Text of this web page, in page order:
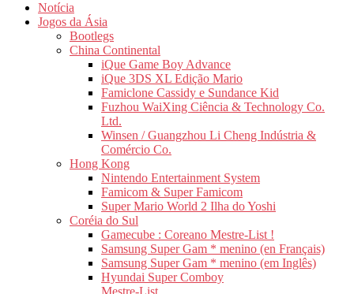
Notícia
Jogos da Ásia
Bootlegs
China Continental
iQue Game Boy Advance
iQue 3DS XL Edição Mario
Famiclone Cassidy e Sundance Kid
Fuzhou WaiXing Ciência & Technology Co.
Ltd.
Winsen / Guangzhou Li Cheng Indústria &
Comércio Co.
Hong Kong
Nintendo Entertainment System
Famicom & Super Famicom
Super Mario World 2 Ilha do Yoshi
Coréia do Sul
Gamecube : Coreano Mestre-List !
Samsung Super Gam * menino (en Français)
Samsung Super Gam * menino (em Inglês)
Hyundai Super Comboy